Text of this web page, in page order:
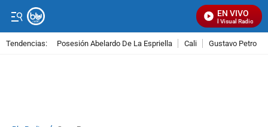
EN VIVO
Señal Visual Radio
Tendencias: Posesión Abelardo De La Espriella Cali Gustavo Petro